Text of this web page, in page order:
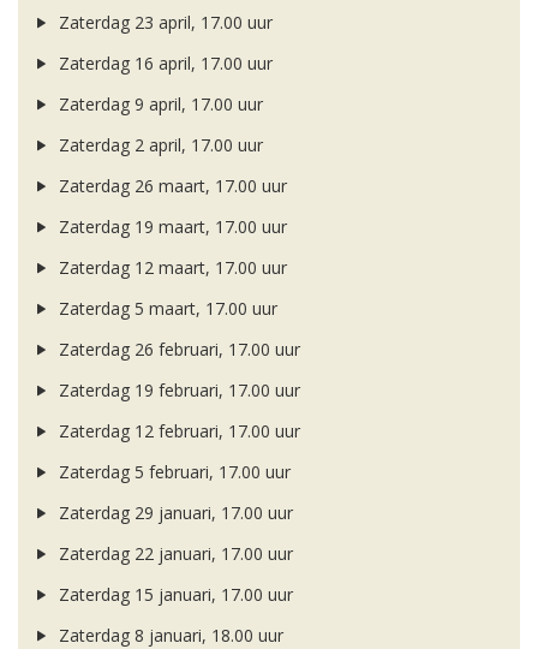
Zaterdag 23 april, 17.00 uur
Zaterdag 16 april, 17.00 uur
Zaterdag 9 april, 17.00 uur
Zaterdag 2 april, 17.00 uur
Zaterdag 26 maart, 17.00 uur
Zaterdag 19 maart, 17.00 uur
Zaterdag 12 maart, 17.00 uur
Zaterdag 5 maart, 17.00 uur
Zaterdag 26 februari, 17.00 uur
Zaterdag 19 februari, 17.00 uur
Zaterdag 12 februari, 17.00 uur
Zaterdag 5 februari, 17.00 uur
Zaterdag 29 januari, 17.00 uur
Zaterdag 22 januari, 17.00 uur
Zaterdag 15 januari, 17.00 uur
Zaterdag 8 januari, 18.00 uur